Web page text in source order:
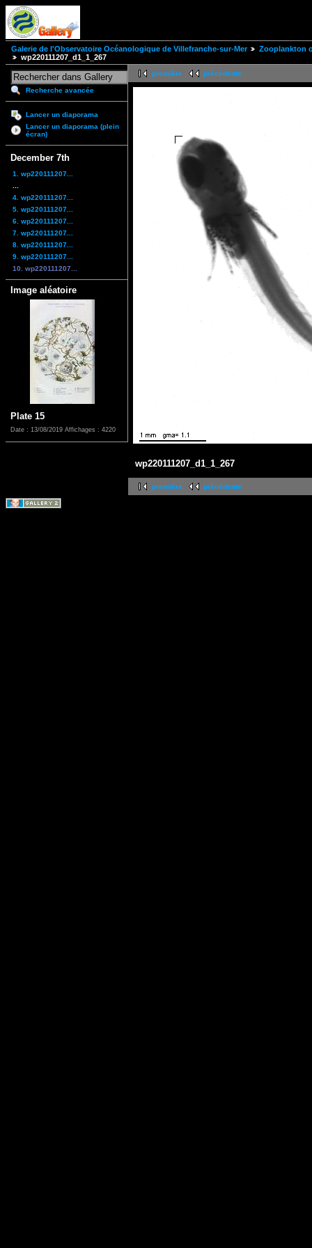
Galerie de l'Observatoire Océanologique de Villefranche-sur-Mer
Zooplankton
wp220111207_d1_1_267
Recherche avancée
Lancer un diaporama
Lancer un diaporama (plein
écran)
December 7th
1. wp220111207...
4. wp220111207...
5. wp220111207...
6. wp220111207...
7. wp220111207...
8. wp220111207...
9. wp220111207...
10. wp220111207...
Image aléatoire
Plate 15
Date : 13/08/2019 Affichages : 4220
première précédente
wp220111207_d1_1_267
première précédente